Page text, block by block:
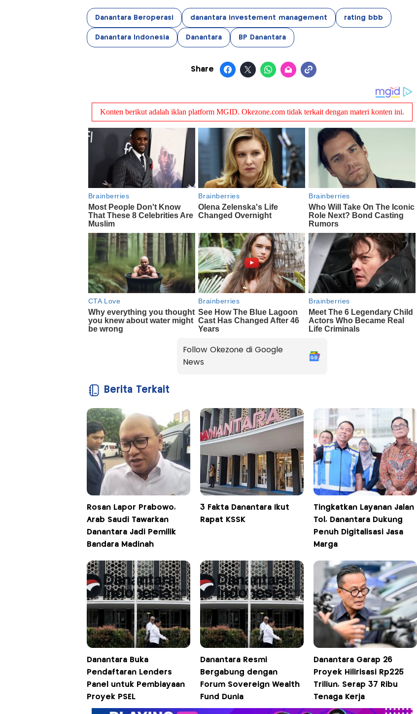
Danantara Beroperasi danantara investement management rating bbb
Danantara Indonesia Danantara BP Danantara
Share
Follow Okezone di Google
News
Berita Terkait
Rosan Lapor Prabowo,
Arab Saudi Tawarkan
Danantara Jadi Pemilik
Bandara Madinah
3 Fakta Danantara Ikut
Rapat KSSK
Tingkatkan Layanan Jalan
Tol, Danantara Dukung
Penuh Digitalisasi Jasa
Marga
Danantara Buka
Pendaftaran Lenders
Panel untuk Pembiayaan
Proyek PSEL
Danantara Resmi
Bergabung dengan
Forum Sovereign Wealth
Fund Dunia
Danantara Garap 26
Proyek Hilirisasi Rp225
Triliun, Serap 37 Ribu
Tenaga Kerja